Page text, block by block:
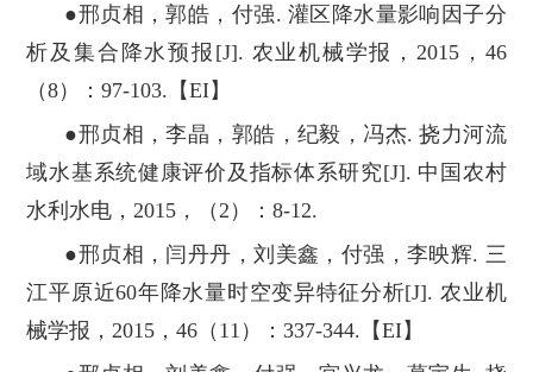
●邢贞相，郭皓，付强. 灌区降水量影响因子分
析及集合降水预报[J]. 农业机械学报，2015，46
（8）：97-103.【EI】
●邢贞相，李晶，郭皓，纪毅，冯杰. 挠力河流
域水基系统健康评价及指标体系研究[J]. 中国农村
水利水电，2015，（2）：8-12.
●邢贞相，闫丹丹，刘美鑫，付强，李映辉. 三
江平原近60年降水量时空变异特征分析[J]. 农业机
械学报，2015，46（11）：337-344.【EI】